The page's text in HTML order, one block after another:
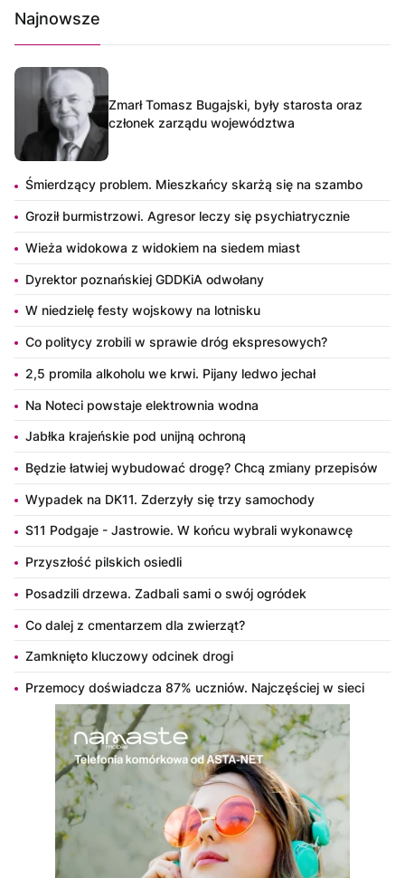
Najnowsze
Zmarł Tomasz Bugajski, były starosta oraz
członek zarządu województwa
Śmierdzący problem. Mieszkańcy skarżą się na szambo
Groził burmistrzowi. Agresor leczy się psychiatrycznie
Wieża widokowa z widokiem na siedem miast
Dyrektor poznańskiej GDDKiA odwołany
W niedzielę festy wojskowy na lotnisku
Co politycy zrobili w sprawie dróg ekspresowych?
2,5 promila alkoholu we krwi. Pijany ledwo jechał
Na Noteci powstaje elektrownia wodna
Jabłka krajeńskie pod unijną ochroną
Będzie łatwiej wybudować drogę? Chcą zmiany przepisów
Wypadek na DK11. Zderzyły się trzy samochody
S11 Podgaje - Jastrowie. W końcu wybrali wykonawcę
Przyszłość pilskich osiedli
Posadzili drzewa. Zadbali sami o swój ogródek
Co dalej z cmentarzem dla zwierząt?
Zamknięto kluczowy odcinek drogi
Przemocy doświadcza 87% uczniów. Najczęściej w sieci